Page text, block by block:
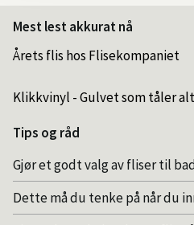
Mest lest akkurat nå
Årets flis hos Flisekompaniet
Klikkvinyl - Gulvet som tåler alt
Tips og råd
Gjør et godt valg av fliser til
Dette må du tenke på når du